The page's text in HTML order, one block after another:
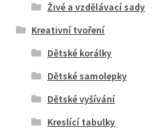
Živé a vzdělávací sady
Kreativní tvoření
Dětské korálky
Dětské samolepky
Dětské vyšívání
Kreslící tabulky